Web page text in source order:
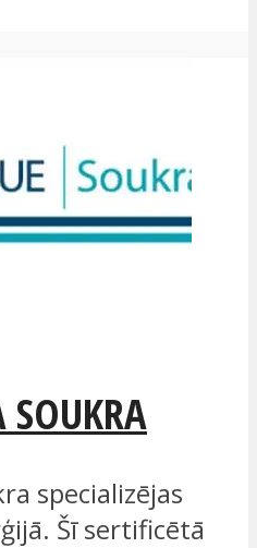
specializējas
Šī sertificētā